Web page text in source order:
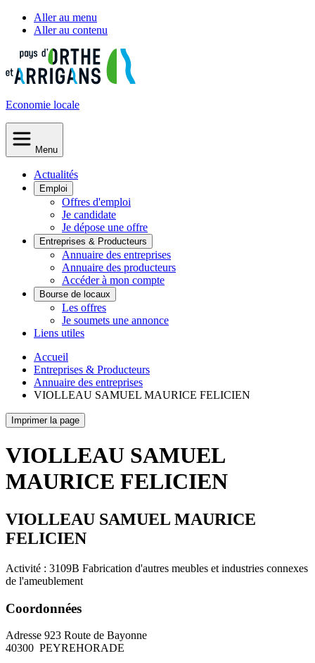
Aller au menu
Aller au contenu
Economie locale
Menu
Actualités
Emploi
Offres d'emploi
Je candidate
Je dépose une offre
Entreprises & Producteurs
Annuaire des entreprises
Annuaire des producteurs
Accéder à mon compte
Bourse de locaux
Les offres
Je soumets une annonce
Liens utiles
Accueil
Entreprises & Producteurs
Annuaire des entreprises
VIOLLEAU SAMUEL MAURICE FELICIEN
Imprimer la page
VIOLLEAU SAMUEL
MAURICE FELICIEN
VIOLLEAU SAMUEL MAURICE
FELICIEN
Activité : 3109B Fabrication d'autres meubles et industries connexes
de l'ameublement
Coordonnées
Adresse 923 Route de Bayonne
40300 PEYREHORADE